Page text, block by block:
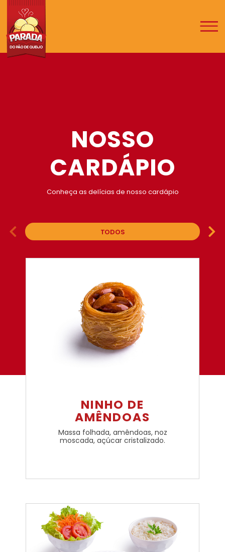
NOSSO
CARDÁPIO
Conheça as delícias de nosso cardápio
TODOS
NINHO DE
AMÊNDOAS
Massa folhada, amêndoas, noz
moscada, açúcar cristalizado.